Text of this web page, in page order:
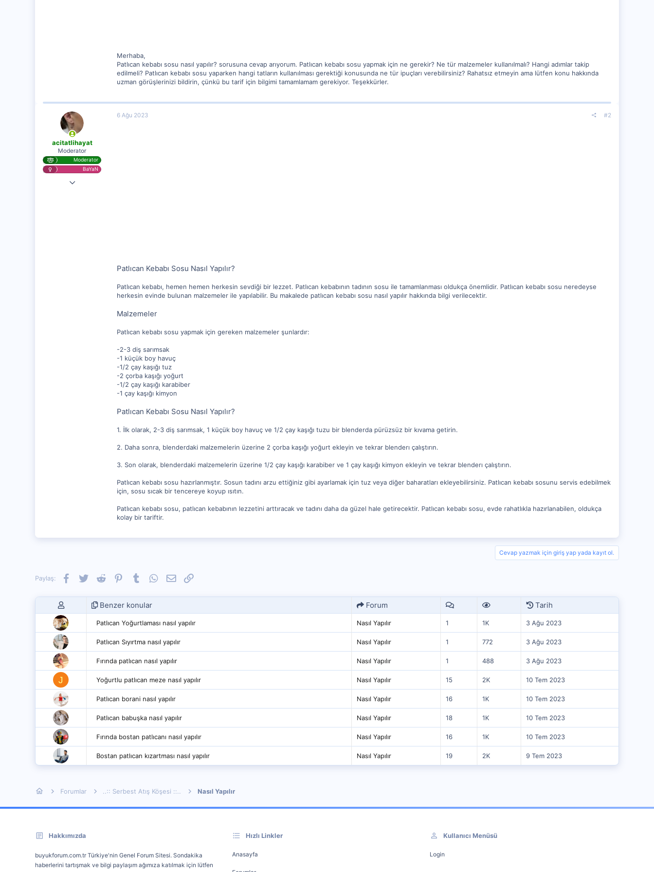
Merhaba,
Patlıcan kebabı sosu nasıl yapılır? sorusuna cevap arıyorum. Patlıcan kebabı sosu yapmak için ne gerekir? Ne tür malzemeler kullanılmalı? Hangi adımlar takip
edilmeli? Patlıcan kebabı sosu yaparken hangi tatların kullanılması gerektiği konusunda ne tür ipuçları verebilirsiniz? Rahatsız etmeyin ama lütfen konu hakkında
uzman görüşlerinizi bildirin, çünkü bu tarif için bilgimi tamamlamam gerekiyor. Teşekkürler.
acitatlihayat
Moderator
Moderator
BaYaN
28 Kas 2020
6 Ağu 2023 #2
Patlıcan Kebabı Sosu Nasıl Yapılır?
Patlıcan kebabı, hemen hemen herkesin sevdiği bir lezzet. Patlıcan kebabının tadının sosu ile tamamlanması oldukça önemlidir. Patlıcan kebabı sosu neredeyse
herkesin evinde bulunan malzemeler ile yapılabilir. Bu makalede patlıcan kebabı sosu nasıl yapılır hakkında bilgi verilecektir.
Malzemeler
Patlıcan kebabı sosu yapmak için gereken malzemeler şunlardır:
-2-3 diş sarımsak
-1 küçük boy havuç
-1/2 çay kaşığı tuz
-2 çorba kaşığı yoğurt
-1/2 çay kaşığı karabiber
-1 çay kaşığı kimyon
Patlıcan Kebabı Sosu Nasıl Yapılır?
1. İlk olarak, 2-3 diş sarımsak, 1 küçük boy havuç ve 1/2 çay kaşığı tuzu bir blenderda pürüzsüz bir kıvama getirin.
2. Daha sonra, blenderdaki malzemelerin üzerine 2 çorba kaşığı yoğurt ekleyin ve tekrar blenderı çalıştırın.
3. Son olarak, blenderdaki malzemelerin üzerine 1/2 çay kaşığı karabiber ve 1 çay kaşığı kimyon ekleyin ve tekrar blenderı çalıştırın.
Patlıcan kebabı sosu hazırlanmıştır. Sosun tadını arzu ettiğiniz gibi ayarlamak için tuz veya diğer baharatları ekleyebilirsiniz. Patlıcan kebabı sosunu servis edebilmek
için, sosu sıcak bir tencereye koyup ısıtın.
Patlıcan kebabı sosu, patlıcan kebabının lezzetini arttıracak ve tadını daha da güzel hale getirecektir. Patlıcan kebabı sosu, evde rahatlıkla hazırlanabilen, oldukça
kolay bir tariftir.
Cevap yazmak için giriş yap yada kayıt ol.
Paylaş: Facebook
TwitterReddit PinterestTumblrWhatsApp
E-postaLink
Benzer konular Forum Tarih
Patlıcan Yoğurtlaması nasıl yapılır Nasıl Yapılır 1 1K 3 Ağu 2023
Patlıcan Sıyırtma nasıl yapılır Nasıl Yapılır 1 772 3 Ağu 2023
Fırında patlıcan nasıl yapılır Nasıl Yapılır 1 488 3 Ağu 2023
J Yoğurtlu patlıcan meze nasıl yapılır Nasıl Yapılır 15 2K 10 Tem 2023
Patlıcan borani nasıl yapılır Nasıl Yapılır 16 1K 10 Tem 2023
Patlıcan babuşka nasıl yapılır Nasıl Yapılır 18 1K 10 Tem 2023
Fırında bostan patlıcanı nasıl yapılır Nasıl Yapılır 16 1K 10 Tem 2023
Bostan patlıcan kızartması nasıl yapılır Nasıl Yapılır 19 2K 9 Tem 2023
Forumlar ..:: Serbest Atış Köşesi ::.. Nasıl Yapılır
Hakkımızda
buyukforum.com.tr Türkiye'nin Genel Forum Sitesi. Sondakika
haberlerini tartışmak ve bilgi paylaşım ağımıza katılmak için lütfen
Hızlı Linkler
Anasayfa
Kullanıcı Menüsü
Login